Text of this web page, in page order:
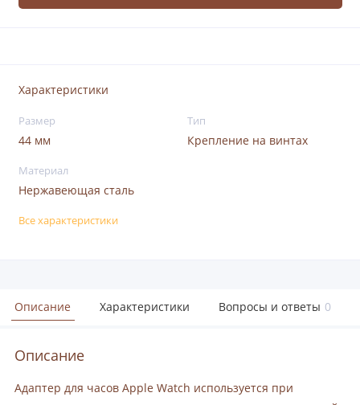
Характеристики
Размер
44 мм
Тип
Крепление на винтах
Материал
Нержавеющая сталь
Все характеристики
Описание Характеристики Вопросы и ответы 0
Описание
Адаптер для часов Apple Watch используется при